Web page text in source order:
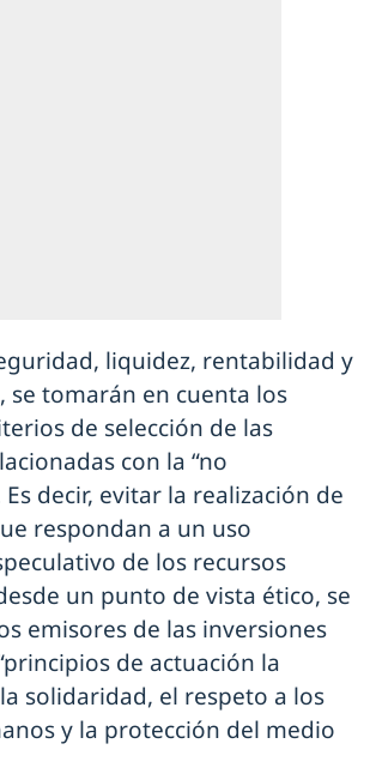
liquidez, rentabilidad y
se tomarán en cuenta los
de selección de las
con la “no
Es decir, evitar la realización de
respondan a un uso
de los recursos
un punto de vista ético, se
emisores de las inversiones
de actuación la
solidaridad, el respeto a los
y la protección del medio